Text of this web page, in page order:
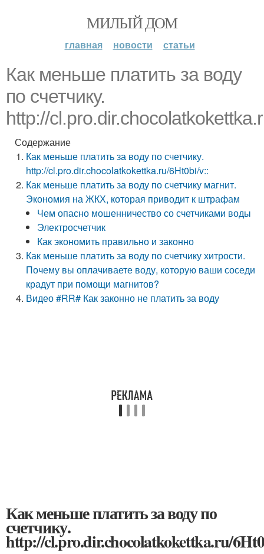
МИЛЫЙ ДОМ
главная новости статьи
Как меньше платить за воду
по счетчику.
http://
Содержание
Как меньше платить за воду по счетчику.
http://cl.pro.dir.chocolatkokettka.ru/6Ht0bi/v::
Как меньше платить за воду по счетчику магнит.
Экономия на ЖКХ, которая приводит к штрафам
Чем опасно мошенничество со счетчиками воды
Электросчетчик
Как экономить правильно и законно
Как меньше платить за воду по счетчику хитрости.
Почему вы оплачиваете воду, которую ваши соседи
крадут при помощи магнитов?
Видео #RR# Как законно не платить за воду
Как меньше платить за воду по
счетчику.
http://cl.pro.dir.chocolatkokettka.ru/